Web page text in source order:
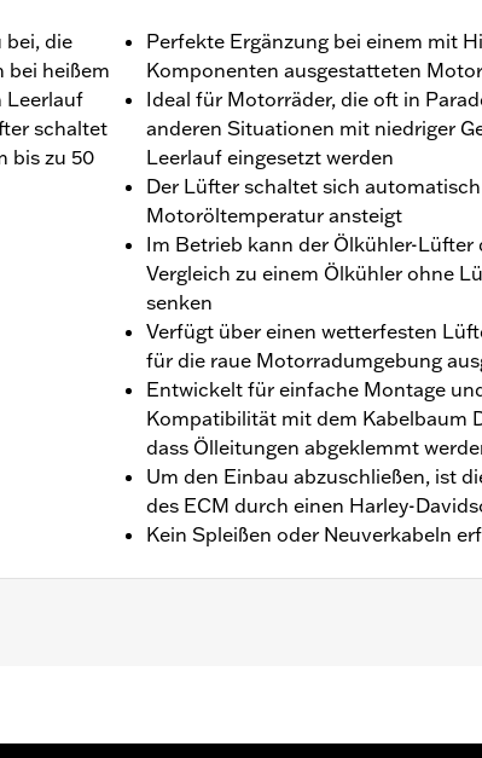
bei, die
bei heißem
Leerlauf
schaltet
bis zu 50
Perfekte Ergänzung bei einem mit
Komponenten ausgestatteten
Ideal für Motorräder, die oft in
anderen Situationen mit niedriger
Leerlauf eingesetzt werden
Der Lüfter schaltet sich
Motoröltemperatur ansteigt
Im Betrieb kann der Ölkühler-Lüfter
Vergleich zu einem Ölkühler ohne
senken
Verfügt über einen wetterfesten
für die raue Motorradumgebung
Entwickelt für einfache Montage
Kompatibilität mit dem Kabelbaum
dass Ölleitungen abgeklemmt
Um den Einbau abzuschließen, ist
des ECM durch einen Harley-
Kein Spleißen oder Neuverkabeln
25700634.